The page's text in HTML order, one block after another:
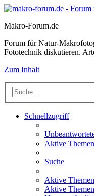
Makro-Forum.de
Forum für Natur-
Fototechnik diskutieren.
Zum Inhalt
Schnellzugriff
Aktive Themen
Suche
Aktive
Aktive